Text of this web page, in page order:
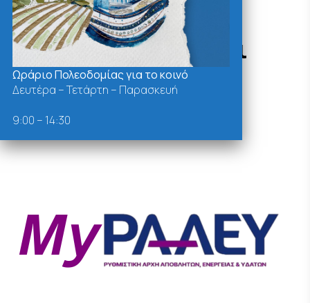
Δράσεις - Χρήσιμοι
Σύνδεσμοι
Ωράριο Πολεοδομίας για το κοινό
Δευτέρα – Τετάρτη – Παρασκευή
9:00 – 14:30